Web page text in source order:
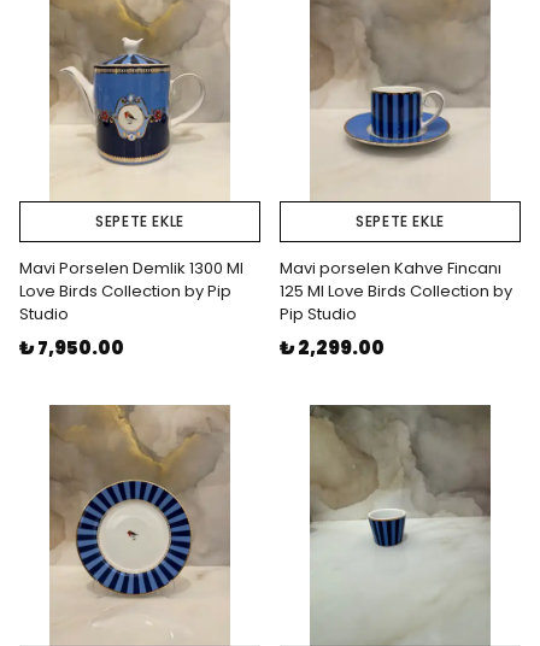
SEPETE EKLE
Mavi Porselen Demlik 1300 Ml
Love Birds Collection by Pip
Studio
₺ 7,950.00
SEPETE EKLE
Mavi porselen Kahve Fincanı
125 Ml Love Birds Collection by
Pip Studio
₺ 2,299.00